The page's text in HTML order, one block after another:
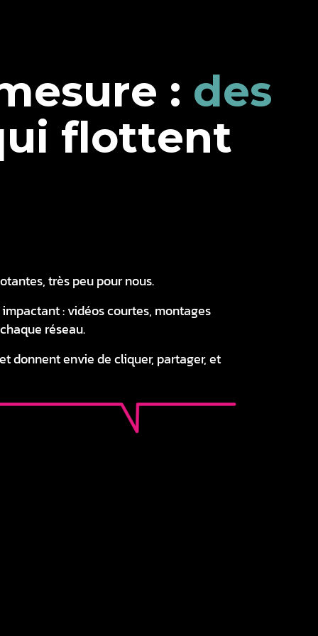
esure : des
ui flottent
très peu pour nous.
: vidéos courtes, montages
réseau.
donnent envie de cliquer, partager, et